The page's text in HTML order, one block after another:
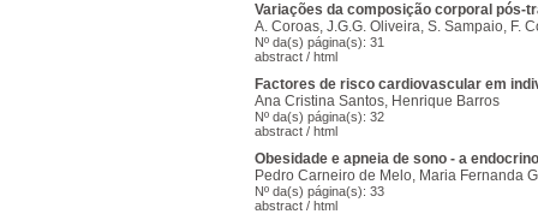
Variações da composição corporal pós-
A. Coroas, J.G.G. Oliveira, S. Sampaio, F.
Nº da(s) página(s): 31
abstract / html
Factores de risco cardiovascular em
Ana Cristina Santos, Henrique Barros
Nº da(s) página(s): 32
abstract / html
Obesidade e apneia de sono - a
Pedro Carneiro de Melo, Maria Fernanda
Nº da(s) página(s): 33
abstract / html